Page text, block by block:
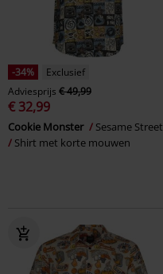
-34%
Exclusief
Adviesprijs € 49,99
€ 32,99
Cookie Monster
Sesame Street
Shirt met korte mouwen